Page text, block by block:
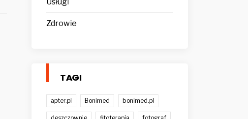
Zdrowie
TAGI
apter.pl Bonimed bonimed.pl